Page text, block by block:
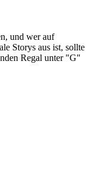
und wer auf
Storys aus ist, sollte
Regal unter "G"